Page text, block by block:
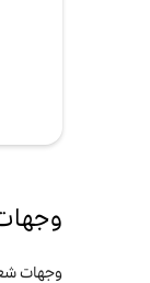
وجهات